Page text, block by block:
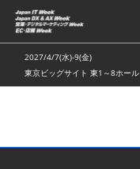
ス
キ
ッ
し
む
2027/4/7(水)-9(金)
東京ビッグサイト 東1～8ホール